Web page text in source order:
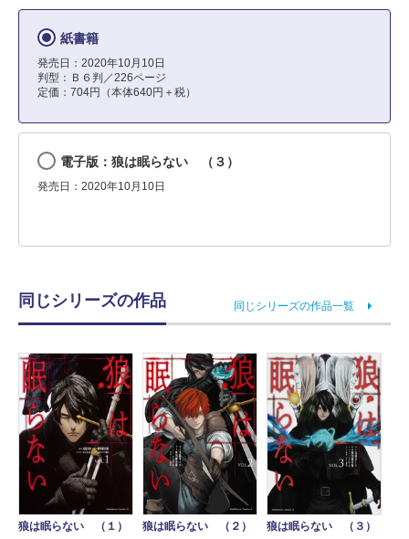
紙書籍
発売日：2020年10月10日
判型：Ｂ６判／226ページ
定価：704円（本体640円＋税）
電子版：狼は眠らない （３）
発売日：2020年10月10日
同じシリーズの作品 同じシリーズの作品一覧
狼は眠らない （１）
狼は眠らない （２）
狼は眠らない （３）